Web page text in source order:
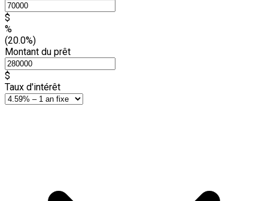
$
%
(20.0%)
Montant du prêt
$
Taux d'intérêt